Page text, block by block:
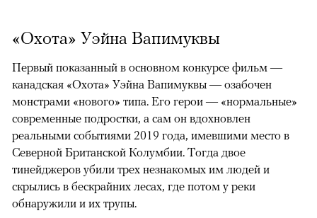
«Охота» Уэйна Вапимуквы
Первый показанный в основном конкурсе фильм —
канадская «Охота» Уэйна Вапимуквы — озабочен
монстрами «нового» типа. Его герои — «нормальные»
современные подростки, а сам он вдохновлен
реальными событиями 2019 года, имевшими место в
Северной Британской Колумбии. Тогда двое
тинейджеров убили трех незнакомых им людей и
скрылись в бескрайних лесах, где потом у реки
обнаружили и их трупы.